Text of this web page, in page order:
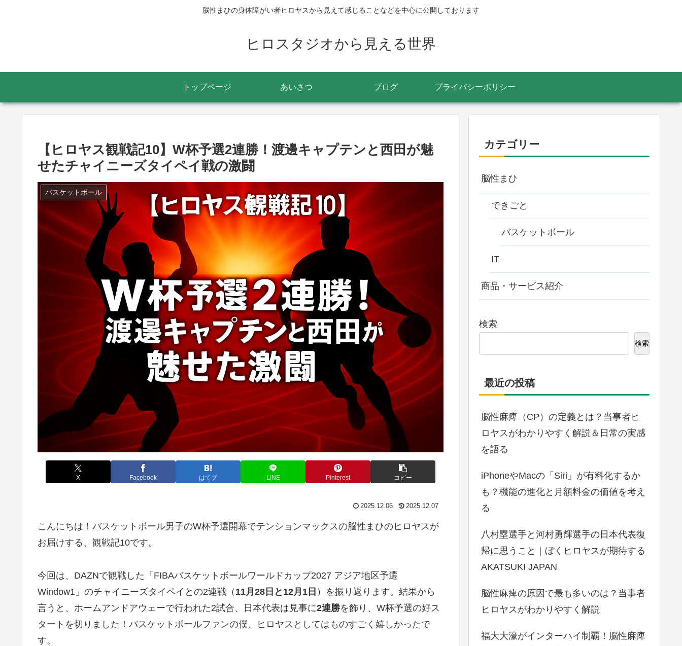
脳性まひの身体障がい者ヒロヤスから見えて感じることなどを中心に公開しております
ヒロスタジオから見える世界
トップページ あいさつ ブログ プライバシーポリシー
【ヒロヤス観戦記10】W杯予選2連勝！渡邊キャプテンと西田が魅
せたチャイニーズタイペイ戦の激闘
バスケットボール
X Facebook はてブ LINE Pinterest コピー
2025.12.06 2025.12.07
こんにちは！バスケットボール男子のW杯予選開幕でテンションマックスの脳性まひのヒロヤスが
お届けする、観戦記10です。
今回は、DAZNで観戦した「FIBAバスケットボールワールドカップ2027 アジア地区予選
Window1」のチャイニーズタイペイとの2連戦（ 11月28日と12月1日 ）を振り返ります。結果から
言うと、ホームアンドアウェーで行われた2試合、日本代表は見事に2連勝を飾り、W杯予選の好ス
タートを切りました！バスケットボールファンの僕、ヒロヤスとしてはものすごく嬉しかったで
す。
カテゴリー
脳性まひ
できごと
バスケットボール
IT
商品・サービス紹介
検索
検索
最近の投稿
脳性麻痺（CP）の定義とは？当事者ヒ
ロヤスがわかりやすく解説＆日常の実感
を語る
iPhoneやMacの「Siri」が有料化するか
も？機能の進化と月額料金の価値を考え
る
八村塁選手と河村勇輝選手の日本代表復
帰に思うこと｜ぼくヒロヤスが期待する
AKATSUKI JAPAN
脳性麻痺の原因で最も多いのは？当事者
ヒロヤスがわかりやすく解説
福大大濠がインターハイ制覇！脳性麻痺